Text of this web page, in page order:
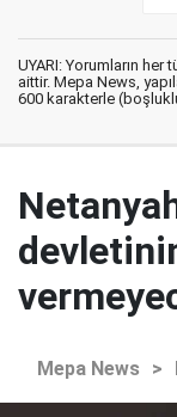
UYARI: Yorumların
aittir. Mepa News,
600 karakterle
Mepa News >